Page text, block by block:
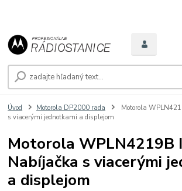
Úvod Motorola DP2000 rada
Motorola
s viacerými jednotkami a displejom
Motorola WPLN4219B
Nabíjačka s viacerými
a displejom